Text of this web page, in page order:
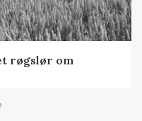
røgslør om